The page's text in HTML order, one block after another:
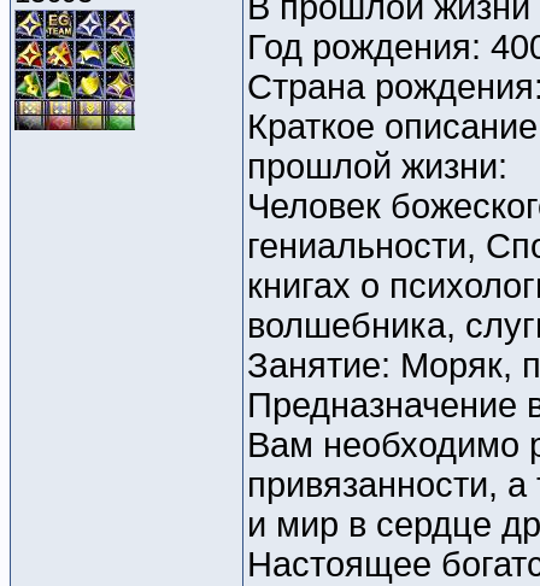
Год рождения:
Страна
Краткое
прошлой жизни:
Человек
гениальности,
книгах о
волшебника,
Занятие: Моряк,
Вам необходимо
привязанности,
и мир в сердце
Настоящее